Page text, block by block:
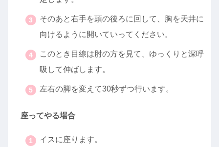
そのあと右手を頭の後ろに回して、胸を天井に
向けるように開いていってください。
このとき目線は肘の方を見て、ゆっくりと深呼
吸して伸ばします。
左右の脚を変えて30秒ずつ行います。
座ってやる場合
イスに座ります。